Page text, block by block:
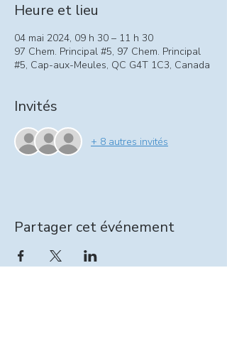
Heure et lieu
04 mai 2024, 09 h 30 – 11 h 30
97 Chem. Principal #5, 97 Chem. Principal
#5, Cap-aux-Meules, QC G4T 1C3, Canada
Invités
+ 8 autres invités
Partager cet événement